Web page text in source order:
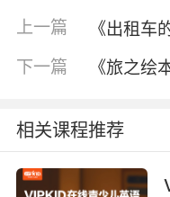
上一篇 《出租车
下一篇 《旅之
相关课程推荐